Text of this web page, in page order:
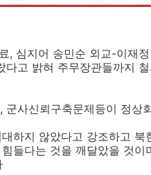
, 심지어 송민순 외교-이재
고 밝혀 주무장관들까지
사신뢰구축문제등이 정상
하지 않았다고 강조하고
들다는 것을 깨달았을 것